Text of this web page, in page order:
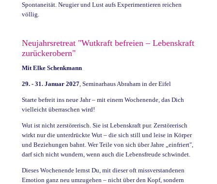
Spontaneität. Neugier und Lust aufs Experimentieren reichen
völlig.
Neujahrsretreat "Wutkraft befreien – Lebenskraft
zurückerobern"
Mit Elke Schenkmann
29. - 31. Januar 2027, Seminarhaus Abraham in der Eifel
Starte befreit ins neue Jahr – mit einem Wochenende, das Dich
vielleicht überraschen wird!
Wut ist nicht zerstörerisch. Sie ist Lebenskraft pur. Zerstörerisch
wirkt nur die unterdrückte Wut – die sich still und leise in Körper
und Beziehungen bahnt. Wer Teile von sich über Jahre „einfriert",
darf sich nicht wundern, wenn auch die Lebensfreude schwindet.
Dieses Wochenende lernst Du, mit dieser oft missverstandenen
Emotion ganz neu umzugehen – nicht über den Kopf, sondern